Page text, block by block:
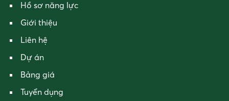
Hồ sơ năng lực
Giới thiệu
Liên hệ
Dự án
Bảng giá
Tuyển dụng